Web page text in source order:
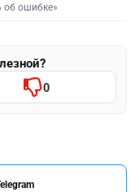
об ошибке»
0